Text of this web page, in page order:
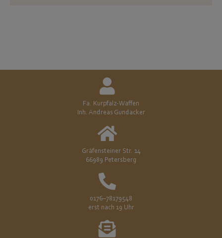
Fa. Kurpfalz-Waffen
Inh. Andreas Gundacker
Gräfensteiner Str. 14
66989 Petersberg
0176–78179548
erst nach 19 Uhr